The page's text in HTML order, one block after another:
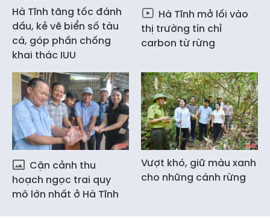
Hà Tĩnh tăng tốc đánh
dấu, kẻ vẽ biển số tàu
cá, góp phần chống
khai thác IUU
Hà Tĩnh mở lối vào
thị trường tín chỉ
carbon từ rừng
Cận cảnh thu
hoạch ngọc trai quy
mô lớn nhất ở Hà Tĩnh
Vượt khó, giữ màu xanh
cho những cánh rừng